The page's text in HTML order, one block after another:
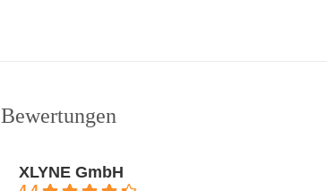
Bewertungen
XLYNE GmbH